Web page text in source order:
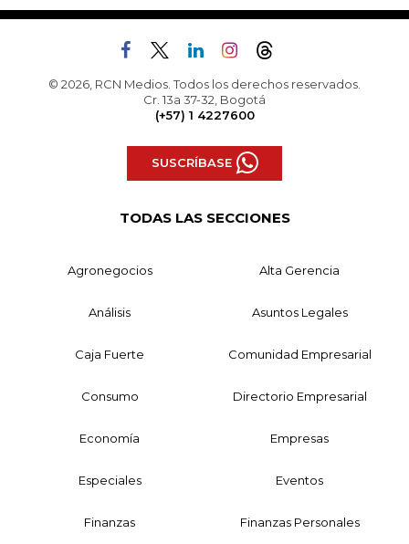
© 2026, RCN Medios. Todos los derechos reservados.
Cr. 13a 37-32, Bogotá
(+57) 1 4227600
SUSCRÍBASE
TODAS LAS SECCIONES
Agronegocios Alta Gerencia
Análisis Asuntos Legales
Caja Fuerte Comunidad Empresarial
Consumo Directorio Empresarial
Economía Empresas
Especiales Eventos
Finanzas Finanzas Personales